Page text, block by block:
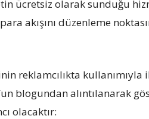
ücretsiz olarak sunduğu
akışını düzenleme
reklamcılıkta
blogundan alıntılanarak
olacaktır: